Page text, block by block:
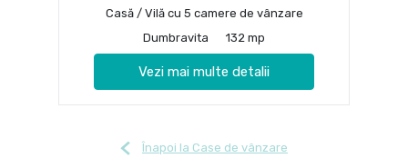
Casă / Vilă cu 5 camere de vânzare
Dumbravita
132 mp
Vezi mai multe detalii
Înapoi la Case de vânzare